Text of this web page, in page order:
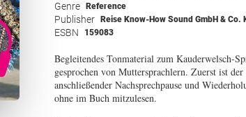
Genre Reference
Publisher Reise Know-How Sound GmbH & Co.
ESBN 159083
Begleitendes Tonmaterial zum Kauderwelsch-
gesprochen von Muttersprachlern. Zuerst ist
anschließender Nachsprechpause und
ohne im Buch mitzulesen.